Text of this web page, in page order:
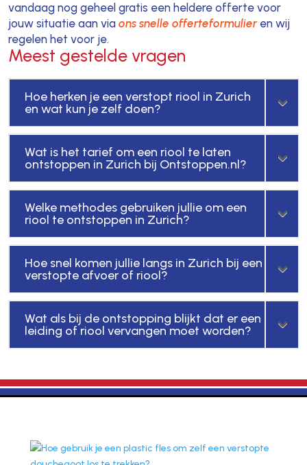
vandaag nog geheel gratis een heldere offerte voor
jouw situatie aan via ons snelle offerteformulieren wij
regelen het voor je.
Meest gestelde vragen
Hoe herken je een verstopt riool in Zurich
en wat kun je zelf doen?
Wat is het tarief om een riool te laten
ontstoppen in Zurich bij Ontstoppen.nl?
Welke methodes gebruiken jullie om een
riool te ontstoppen in Zurich?
Hoe snel komen jullie langs in Zurich bij een
verstopte afvoer of riool?
Wat als bij de ontstopping blijkt dat er een
leiding of riool vervangen moet worden?